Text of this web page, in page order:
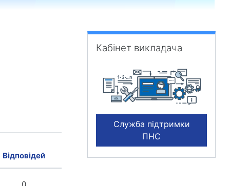
Відповідей
Дії
0
Пропустити Кабінет викладача
Кабінет викладача
Служба підтримки
ПНС